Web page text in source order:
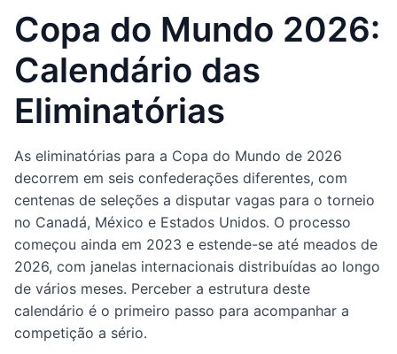
Copa do Mundo 2026:
Calendário das
Eliminatórias
As eliminatórias para a Copa do Mundo de 2026
decorrem em seis confederações diferentes, com
centenas de seleções a disputar vagas para o torneio
no Canadá, México e Estados Unidos. O processo
começou ainda em 2023 e estende-se até meados de
2026, com janelas internacionais distribuídas ao longo
de vários meses. Perceber a estrutura deste
calendário é o primeiro passo para acompanhar a
competição a sério.